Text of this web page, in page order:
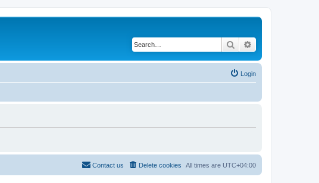
Search
Login
All times are UTC+04:00
Delete cookies
Contact us